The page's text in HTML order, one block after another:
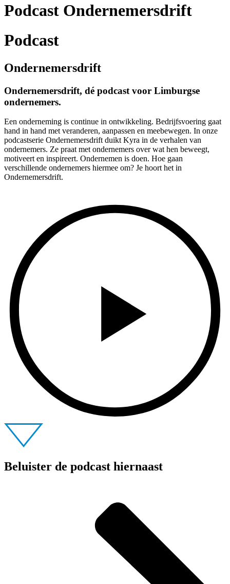
Podcast Ondernemersdrift
Podcast
Ondernemersdrift
Ondernemersdrift, dé podcast voor Limburgse
ondernemers.
Een onderneming is continue in ontwikkeling. Bedrijfsvoering gaat
hand in hand met veranderen, aanpassen en meebewegen. In onze
podcastserie Ondernemersdrift duikt Kyra in de verhalen van
ondernemers. Ze praat met ondernemers over wat hen beweegt,
motiveert en inspireert. Ondernemen is doen. Hoe gaan
verschillende ondernemers hiermee om? Je hoort het in
Ondernemersdrift.
Beluister de podcast hiernaast